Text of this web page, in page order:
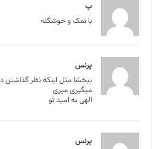
پ
با نمک و خوشگله
پرنس
ببخشا مثل اینکه نظر
میگیری میری
الهی به امید تو
پرنس